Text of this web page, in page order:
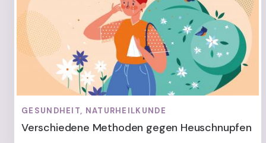
GESUNDHEIT, NATURHEILKUNDE
Verschiedene Methoden gegen Heuschnupfen